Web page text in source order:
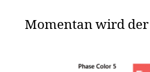
Momentan wird